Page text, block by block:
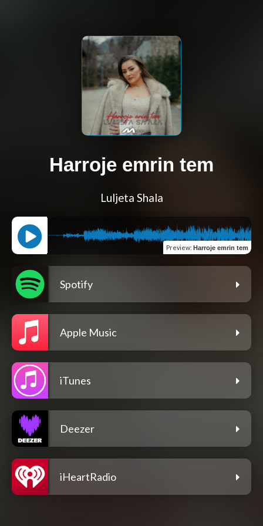
Harroje emrin tem
Luljeta Shala
Preview: Harroje emrin tem
Spotify
Apple Music
iTunes
Deezer
iHeartRadio